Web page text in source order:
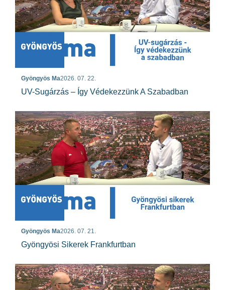
Gyöngyös Ma2026. 07. 22.
UV-Sugárzás – Így Védekezzünk A Szabadban
Gyöngyös Ma2026. 07. 21.
Gyöngyösi Sikerek Frankfurtban